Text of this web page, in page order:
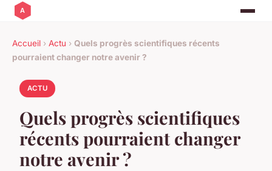
Accueil › Actu › Quels progrès scientifiques récents
pourraient changer notre avenir ?
ACTU
Quels progrès scientifiques
récents pourraient changer
notre avenir ?